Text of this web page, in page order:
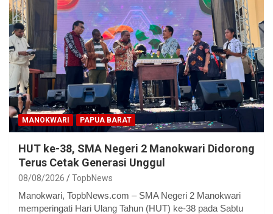
MANOKWARI PAPUA BARAT
HUT ke-38, SMA Negeri 2 Manokwari Didorong
Terus Cetak Generasi Unggul
08/08/2026 TopbNews
Manokwari, TopbNews.com – SMA Negeri 2 Manokwari
memperingati Hari Ulang Tahun (HUT) ke-38 pada Sabtu